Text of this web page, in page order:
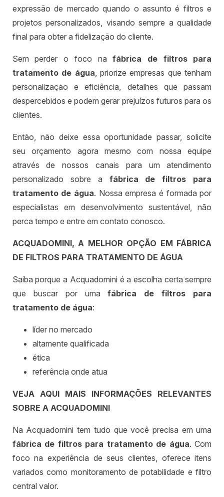
expressão de mercado quando o assunto é filtros e
projetos personalizados, visando sempre a qualidade
final para obter a fidelização do cliente.
Sem perder o foco nafábrica de filtros para
tratamento de água , priorize empresas que tenham
personalização e eficiência, detalhes que passam
despercebidos e podem gerar prejuízos futuros para os
clientes.
Então, não deixe essa oportunidade passar, solicite
seu orçamento agora mesmo com nossa equipe
através de nossos canais para um atendimento
personalizado sobre a fábrica de filtros para
tratamento de água. Nossa empresa é formada por
especialistas em desenvolvimento sustentável, não
perca tempo e entre em contato conosco.
ACQUADOMINI, A MELHOR OPÇÃO EM FÁBRICA
DE FILTROS PARA TRATAMENTO DE ÁGUA
Saiba porque a Acquadomini é a escolha certa sempre
que buscar por umafábrica de filtros para
tratamento de água:
líder no mercado
altamente qualificada
ética
referência onde atua
VEJA AQUI MAIS INFORMAÇÕES RELEVANTES
SOBRE A ACQUADOMINI
Na Acquadomini tem tudo que você precisa em uma
fábrica de filtros para tratamento de água. Com
foco na experiência de seus clientes, oferece itens
variados como monitoramento de potabilidade e filtro
central valor.